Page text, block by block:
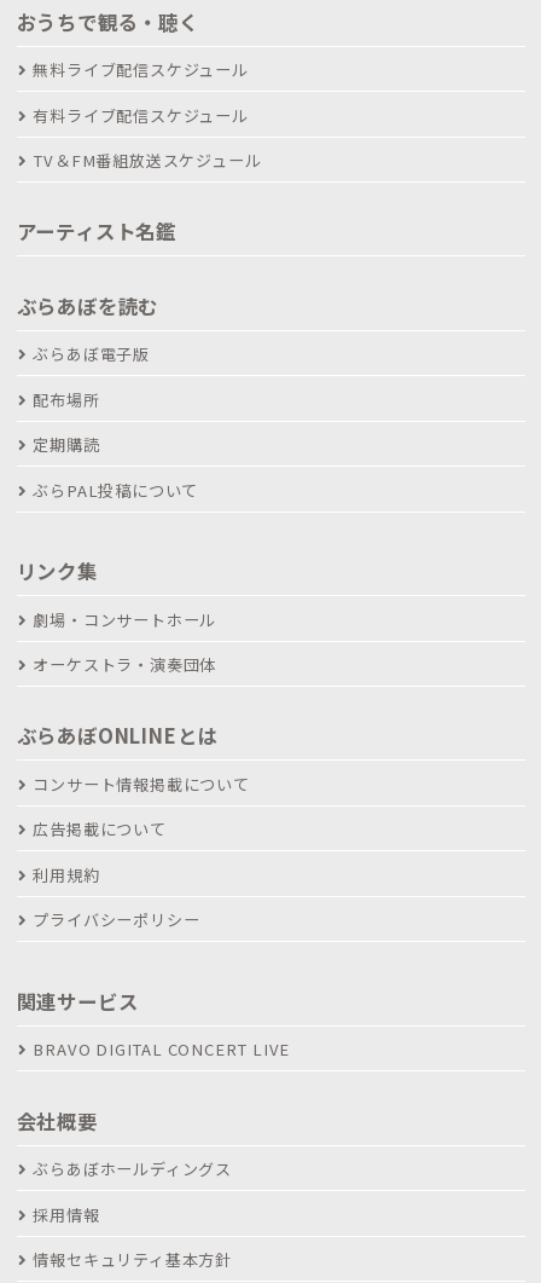
おうちで観る・聴く
無料ライブ配信スケジュール
有料ライブ配信スケジュール
TV＆FM番組放送スケジュール
アーティスト名鑑
ぶらあぼを読む
ぶらあぼ電子版
配布場所
定期購読
ぶらPAL投稿について
リンク集
劇場・コンサートホール
オーケストラ・演奏団体
ぶらあぼONLINEとは
コンサート情報掲載について
広告掲載について
利用規約
プライバシーポリシー
関連サービス
BRAVO DIGITAL CONCERT LIVE
会社概要
ぶらあぼホールディングス
採用情報
情報セキュリティ基本方針